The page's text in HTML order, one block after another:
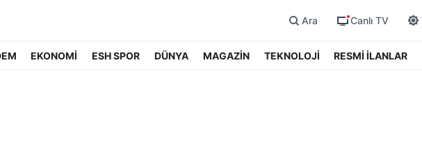
Ara Canlı TV
EKONOMİ ESH SPOR DÜNYA MAGAZİN TEKNOLOJİ RESMİ İLANLAR